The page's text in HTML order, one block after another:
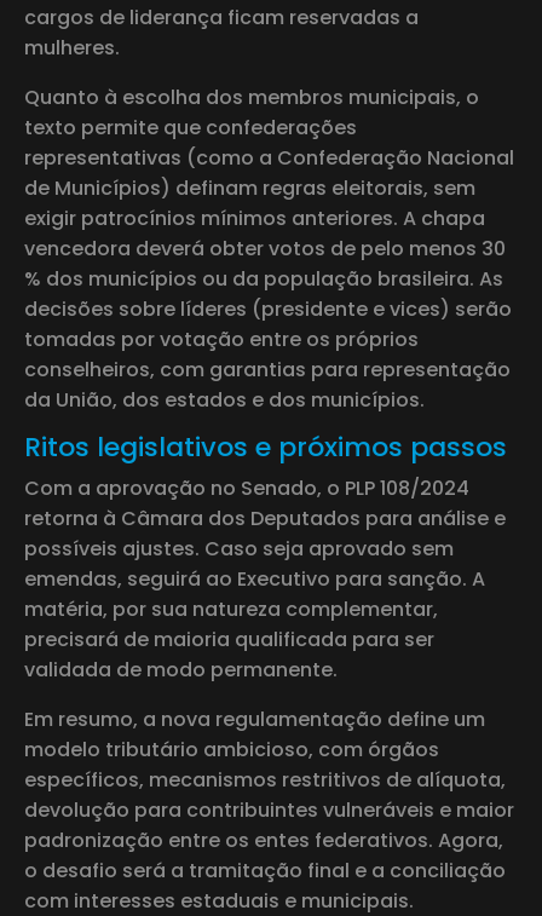
cargos de liderança ficam reservadas a
mulheres.
Quanto à escolha dos membros municipais, o
texto permite que confederações
representativas (como a Confederação Nacional
de Municípios) definam regras eleitorais, sem
exigir patrocínios mínimos anteriores. A chapa
vencedora deverá obter votos de pelo menos 30
% dos municípios ou da população brasileira. As
decisões sobre líderes (presidente e vices) serão
tomadas por votação entre os próprios
conselheiros, com garantias para representação
da União, dos estados e dos municípios.
Ritos legislativos e próximos passos
Com a aprovação no Senado, o PLP 108/2024
retorna à Câmara dos Deputados para análise e
possíveis ajustes. Caso seja aprovado sem
emendas, seguirá ao Executivo para sanção. A
matéria, por sua natureza complementar,
precisará de maioria qualificada para ser
validada de modo permanente.
Em resumo, a nova regulamentação define um
modelo tributário ambicioso, com órgãos
específicos, mecanismos restritivos de alíquota,
devolução para contribuintes vulneráveis e maior
padronização entre os entes federativos. Agora,
o desafio será a tramitação final e a conciliação
com interesses estaduais e municipais.